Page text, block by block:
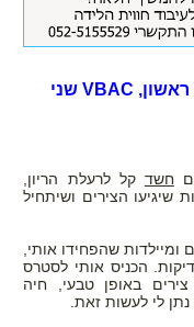
חשד קל לרעלת הריון,
הצירים ושיתחיל
שהפחידו אותי,
הכניס אותי לסטרס
באופן טבעי, חיה
לי לעשות זאת.
בקיסרי
אחרת?
קיסרי -